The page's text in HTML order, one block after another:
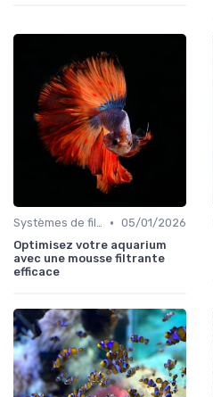
Systèmes de filtration • 05/01/2026
Optimisez votre aquarium
avec une mousse filtrante
efficace